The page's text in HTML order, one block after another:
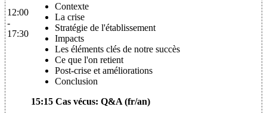
12:00
-
17:30
Contexte
La crise
Stratégie de l'établissement
Impacts
Les éléments clés de notre succès
Ce que l'on retient
Post-crise et améliorations
Conclusion
15:15 Cas vécus: Q&A (fr/an)